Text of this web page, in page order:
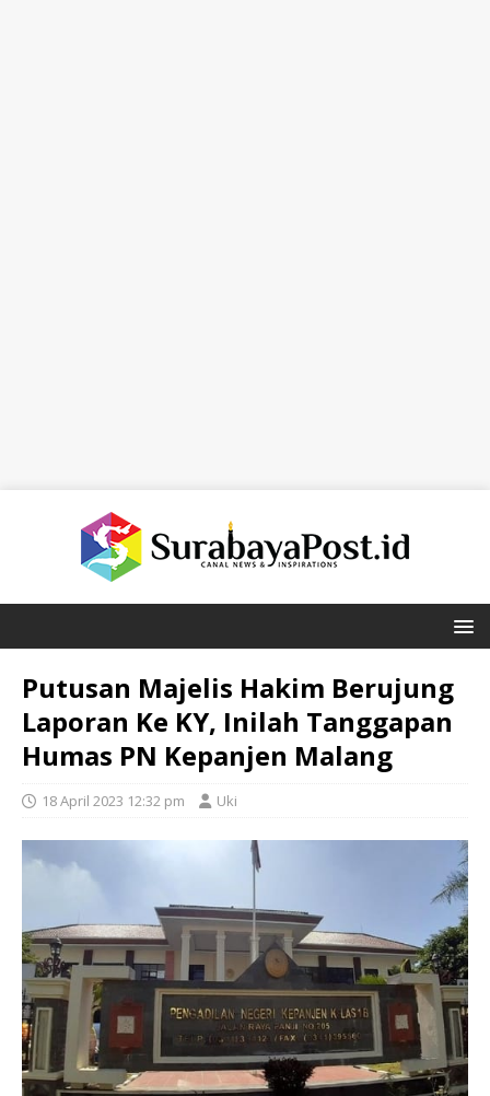
Putusan Majelis Hakim Berujung
Laporan Ke KY, Inilah Tanggapan
Humas PN Kepanjen Malang
18 April 2023 12:32 pm Uki